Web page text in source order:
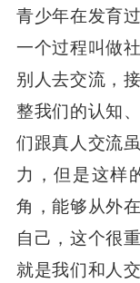
青少年在发育
一个过程叫做
别人去交流，
整我们的认知
们跟真人交流
力，但是这样
角，能够从外
自己，这个很
就是我们和人